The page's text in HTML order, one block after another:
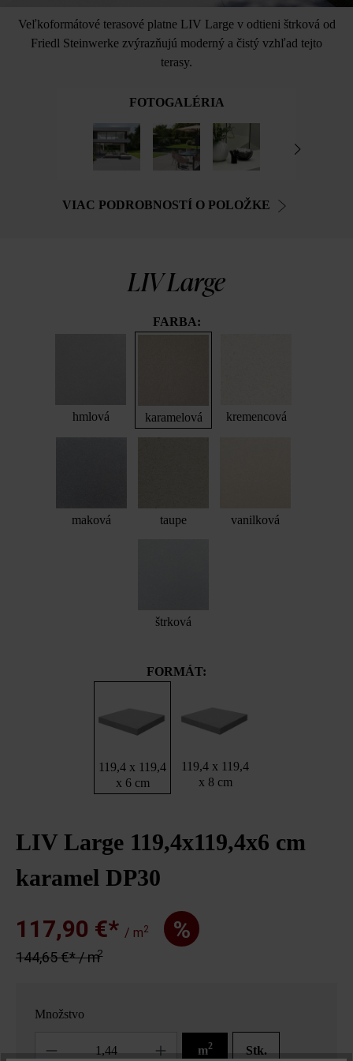
Veľkoformátové terasové platne LIV Large v odtieni štrková od
Friedl Steinwerke zvýrazňujú moderný a čistý vzhľad tejto
terasy.
FOTOGALÉRIA
VIAC PODROBNOSTÍ O POLOŽKE
LIV Large
FARBA:
hmlová karamelová kremencová
maková taupe vanilková
štrková
FORMÁT:
119,4 x 119,4
x 6 cm
119,4 x 119,4
x 8 cm
LIV Large 119,4x119,4x6 cm
karamel DP30
117,90 €* / m2 %
144,65 €* / m2
Množstvo
m2 Stk.